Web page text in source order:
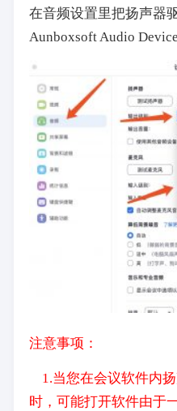
在音频设置里把扬声器
Aunboxsoft Audio Device
注意事项：
1.当您在会议软件内
时，可能打开软件由于